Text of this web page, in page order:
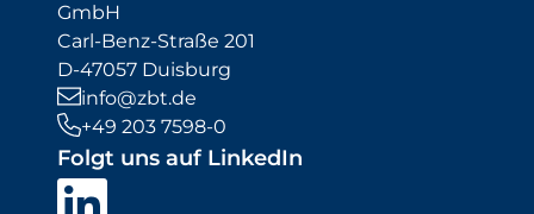
GmbH
Carl-Benz-Straße 201
D-47057 Duisburg
info@zbt.de
+49 203 7598-0
Folgt uns auf LinkedIn